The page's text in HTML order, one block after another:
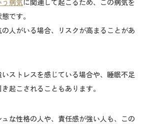
です。
人がいる場合、リスクが高まることがあ
ストレスを感じている場合や、睡眠不足
起こされることもあります。
な性格の人や、責任感が強い人も、この